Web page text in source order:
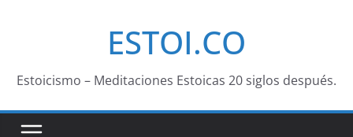
ESTOI.CO
Estoicismo – Meditaciones Estoicas 20 siglos después.